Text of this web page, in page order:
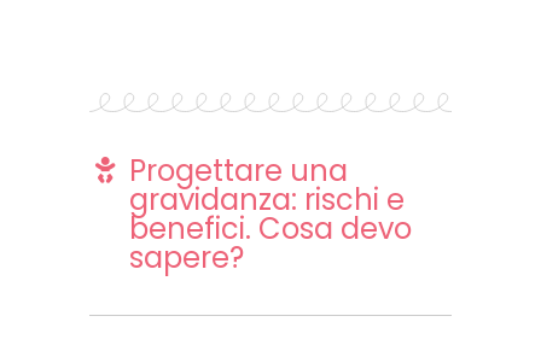
Progettare una
gravidanza: rischi e
benefici. Cosa devo
sapere?